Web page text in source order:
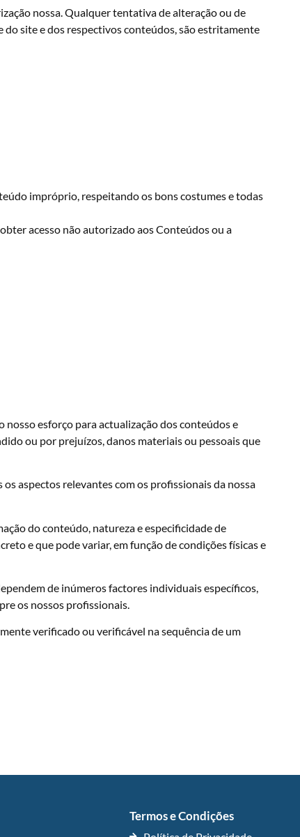
nossa. Qualquer tentativa de alteração ou de
do site e dos respectivos conteúdos, são estritamente
impróprio, respeitando os bons costumes e todas
acesso não autorizado aos Conteúdos ou a
esforço para actualização dos conteúdos e
ou por prejuízos, danos materiais ou pessoais que
aspectos relevantes com os profissionais da nossa
do conteúdo, natureza e especificidade de
e que pode variar, em função de condições físicas e
de inúmeros factores individuais específicos,
os nossos profissionais.
verificado ou verificável na sequência de um
Termos e Condições